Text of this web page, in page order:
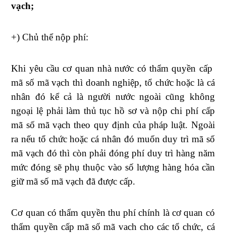
vạch;
+) Chủ thể nộp phí:
Khi yêu cầu cơ quan nhà nước có thẩm quyền cấp
mã số mã vạch thì doanh nghiệp, tổ chức hoặc là cá
nhân đó kể cả là người nước ngoài cũng không
ngoại lệ phải làm thủ tục hồ sơ và nộp chi phí cấp
mã số mã vạch theo quy định của pháp luật. Ngoài
ra nếu tổ chức hoặc cá nhân đó muốn duy trì mã số
mã vạch đó thì còn phải đóng phí duy trì hàng năm
mức đóng sẽ phụ thuộc vào số lượng hàng hóa cần
giữ mã số mã vạch đã được cấp.
Cơ quan có thẩm quyền thu phí chính là cơ quan có
thẩm quyền cấp mã số mã vach cho các tổ chức, cá